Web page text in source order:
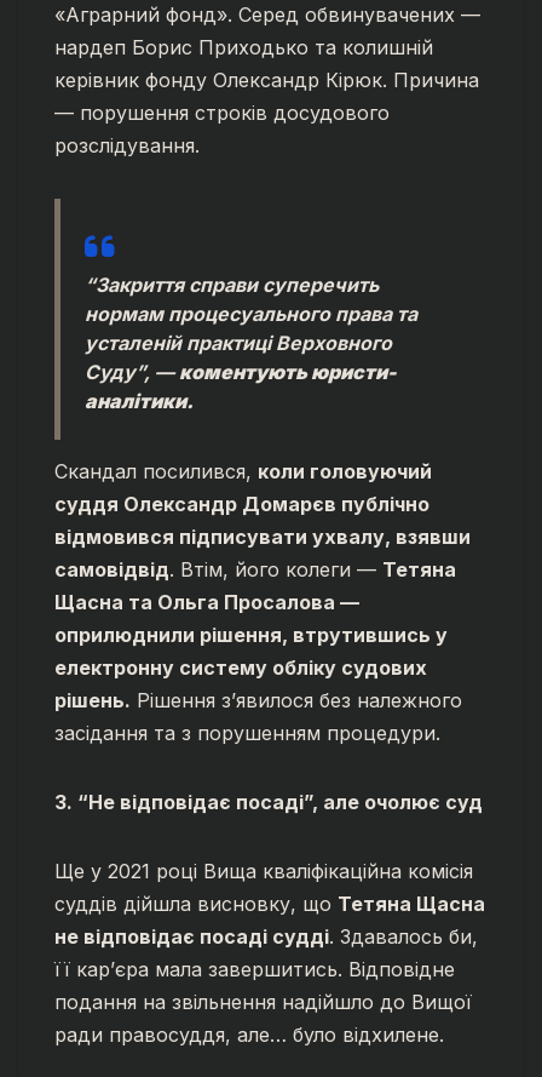
«Аграрний фонд». Серед обвинувачених —
нардеп Борис Приходько та колишній
керівник фонду Олександр Кірюк. Причина
— порушення строків досудового
розслідування.
“Закриття справи суперечить
нормам процесуального права та
усталеній практиці Верховного
Суду”, —коментують юристи-
аналітики.
Скандал посилився, коли головуючий
суддя Олександр Домарєв публічно
відмовився підписувати ухвалу, взявши
самовідвід. Втім, його колеги — Тетяна
Щасна та Ольга Просалова —
оприлюднили рішення, втрутившись у
електронну систему обліку судових
рішень. Рішення з’явилося без належного
засідання та з порушенням процедури.
3. “Не відповідає посаді”, але очолює суд
Ще у 2021 році Вища кваліфікаційна комісія
суддів дійшла висновку, що Тетяна Щасна
не відповідає посаді судді. Здавалось би,
її кар’єра мала завершитись. Відповідне
подання на звільнення надійшло до Вищої
ради правосуддя, але… було відхилене.